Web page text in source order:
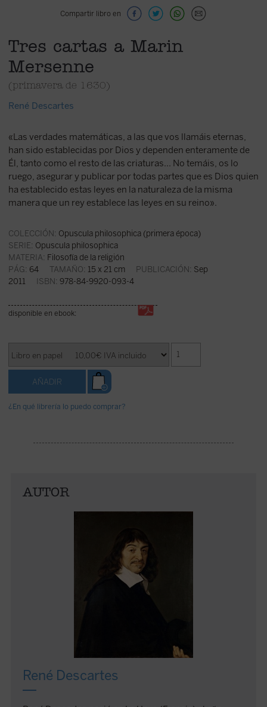
Compartir libro en
Tres cartas a Marin
Mersenne
(primavera de 1630)
René Descartes
«Las verdades matemáticas, a las que vos llamáis eternas,
han sido establecidas por Dios y dependen enteramente de
Él, tanto como el resto de las criaturas... No temáis, os lo
ruego, asegurar y publicar por todas partes que es Dios quien
ha establecido estas leyes en la naturaleza de la misma
manera que un rey establece las leyes en su reino».
COLECCIÓN: Opuscula philosophica (primera época)
SERIE: Opuscula philosophica
MATERIA: Filosofía de la religión
PÁG: 64 TAMAÑO: 15 x 21 cm PUBLICACIÓN: Sep
2011 ISBN: 978-84-9920-093-4
disponible en ebook:
¿En qué librería lo puedo comprar?
AUTOR
René Descartes